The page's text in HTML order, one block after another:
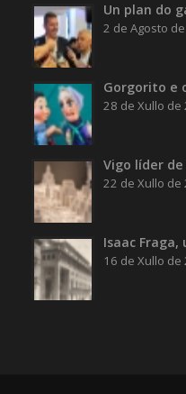
Un plan do
2 de Agosto
Gorgorito e
28 de Xullo de
Vigo líder de
22 de Xullo de
Isaac
16 de Xullo de